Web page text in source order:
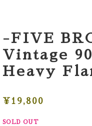
-FIVE
Vintage
Heavy
¥19,800
SOLD OUT